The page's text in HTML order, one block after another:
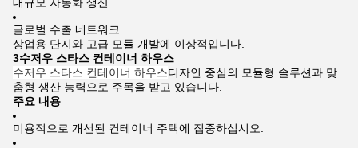
대규모 자동화 생산
글로벌 수출 네트워크
상업용 단지와 고급 모듈 개발에 이상적입니다.
3수저우 스타스 컨테이너 하우스
수저우 스타스 컨테이너 하우스디자인 중심의 모듈형 솔루션과 맞
춤형 생산 능력으로 주목을 받고 있습니다.
주요 내용
미용적으로 개선된 컨테이너 주택에 집중하십시오.